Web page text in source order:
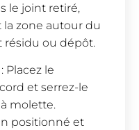
le joint retiré,
zone autour du
résidu ou dépôt.
Placez le
et serrez-le
molette.
positionné et